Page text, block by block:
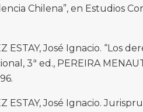
Chilena”, en Estudios
ESTAY, José Ignacio. “Los
3ª ed., PEREIRA
ESTAY, José Ignacio.